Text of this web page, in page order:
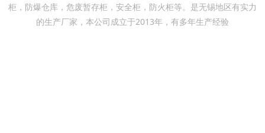
柜，防爆仓库，危废暂存柜，安全柜，防火柜等。是无锡地区有实力
的生产厂家，本公司成立于2013年，有多年生产经验